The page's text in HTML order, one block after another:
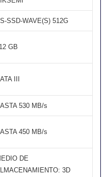
SSD-WAVE(S) 512G
GB
III
530 MB/s
450 MB/s
DE
3D